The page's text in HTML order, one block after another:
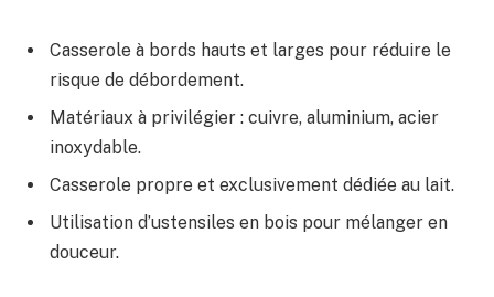
Casserole à bords hauts et larges pour réduire le
risque de débordement.
Matériaux à privilégier : cuivre, aluminium, acier
inoxydable.
Casserole propre et exclusivement dédiée au lait.
Utilisation d’ustensiles en bois pour mélanger en
douceur.